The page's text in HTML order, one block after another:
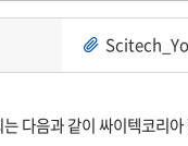
다음과 같이 싸이텍코리